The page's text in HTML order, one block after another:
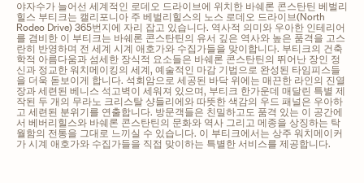
야자수가 늘어선 세계적인 로데오 드라이브에 위치한 바쉐론 콘스탄틴 베벌리
힐스 부티크는 캘리포니아 주 베벌리힐스의 노스 로데오 드라이브(North
Rodeo Drive) 365번지에 자리 잡고 있습니다. 역사적 의미와 우아한 인테리어
를 겸비한 이 부티크는 바쉐론 콘스탄틴의 유서 깊은 역사와 높은 품격을 고스
란히 반영하며 전 세계 시계 애호가와 수집가들을 맞이합니다. 부티크의 건축
학적 아름다움과 섬세한 장식적 요소들은 바쉐론 콘스탄틴의 뛰어난 장인 정
신과 정교한 워치메이킹의 세계, 예술적인 마감 기법으로 완성된 타임피스들
을 더욱 돋보이게 합니다. 석회암으로 세공된 바닥 위에는 매끈한 라인의 진열
장과 세련된 베니스 석고벽이 세워져 있으며, 부티크 한가운데 매달린 특별 제
작된 두 개의 무라노 크리스탈 샹들리에와 따뜻한 색감의 우드 패널은 우아하
고 세련된 분위기를 연출합니다. 방문객들은 친밀하고도 품격 있는 이 공간에
서 베버리힐스와 바쉐론 콘스탄틴의 문화와 역사 그리고 메종을 상징하는 탁
월함의 전통을 그대로 느끼실 수 있습니다. 이 부티크에서는 상주 워치메이커
가 시계 애호가와 수집가들을 직접 맞이하는 특별한 서비스를 제공합니다.